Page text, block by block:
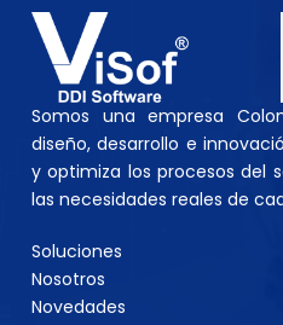
Somos una empresa
diseño, desarrollo e
y optimiza los procesos del
las necesidades reales de
Soluciones
Nosotros
Novedades